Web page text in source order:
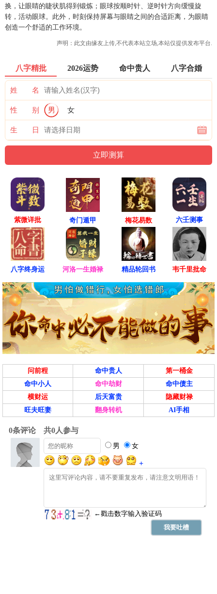
换，让眼睛的睫状肌得到锻炼；眼球按顺时针、逆时针方向缓慢旋
转，活动眼球。此外，时刻保持屏幕与眼睛之间的合适距离，为眼睛
创造一个舒适的工作环境。
声明：此文由缘友上传,不代表本站立场,本站仅提供发布平台.
八字精批 2026运势 命中贵人 八字合婚
姓 名
性 别 男 女
生 日
紫微详批 奇门遁甲 梅花易数 六壬测事
八字终身运 河洛一生婚禄 精品轮回书 韦千里批命
问前程 命中贵人
第一桶金
命中小人
命中劫财
命中债主
横财运
后天富贵
隐藏财禄
旺夫旺妻
翻身转机 AI手相